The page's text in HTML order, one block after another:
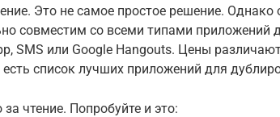
Это не самое простое решение.
совместим со всеми типами приложений
SMS или Google Hangouts. Цены
есть список лучших приложений для
за чтение. Попробуйте и это: